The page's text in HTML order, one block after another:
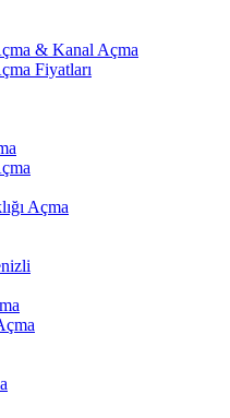
& Kanal Açma
Fiyatları
Açma